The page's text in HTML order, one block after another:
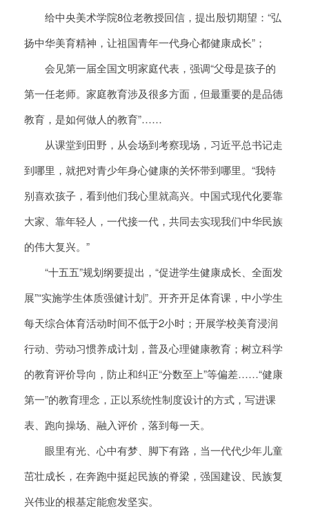
给中央美术学院8位老教授回信，提出殷切期望：“弘
扬中华美育精神，让祖国青年一代身心都健康成长”；
会见第一届全国文明家庭代表，强调“父母是孩子的
第一任老师。家庭教育涉及很多方面，但最重要的是品德
教育，是如何做人的教育”……
从课堂到田野，从会场到考察现场，习近平总书记走
到哪里，就把对青少年身心健康的关怀带到哪里。“我特
别喜欢孩子，看到他们我心里就高兴。中国式现代化要靠
大家、靠年轻人，一代接一代，共同去实现我们中华民族
的伟大复兴。”
“十五五”规划纲要提出，“促进学生健康成长、全面发
展”“实施学生体质强健计划”。开齐开足体育课，中小学生
每天综合体育活动时间不低于2小时；开展学校美育浸润
行动、劳动习惯养成计划，普及心理健康教育；树立科学
的教育评价导向，防止和纠正“分数至上”等偏差……“健康
第一”的教育理念，正以系统性制度设计的方式，写进课
表、跑向操场、融入评价，落到每一天。
眼里有光、心中有梦、脚下有路，当一代代少年儿童
茁壮成长，在奔跑中挺起民族的脊梁，强国建设、民族复
兴伟业的根基定能愈发坚实。